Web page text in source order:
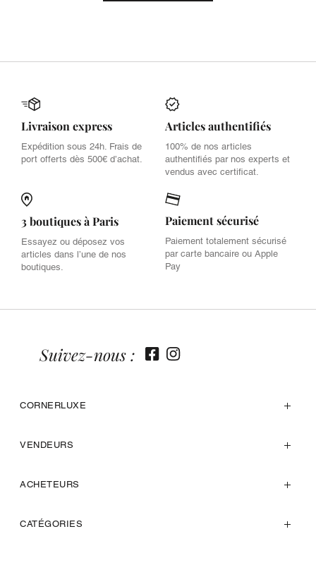
Livraison express
Expédition sous 24h. Frais de
port offerts dès 500€ d’achat.
Articles authentifiés
100% de nos articles
authentifiés par nos experts et
vendus avec certificat.
3 boutiques à Paris
Essayez ou déposez vos
articles dans l’une de nos
boutiques.
Paiement sécurisé
Paiement totalement sécurisé
par carte bancaire ou Apple
Pay
CORNERLUXE
VENDEURS
ACHETEURS
CATÉGORIES
Suivez-nous :